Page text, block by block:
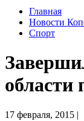
Главная
Новости
Спорт
области
17 февраля, 2015 |